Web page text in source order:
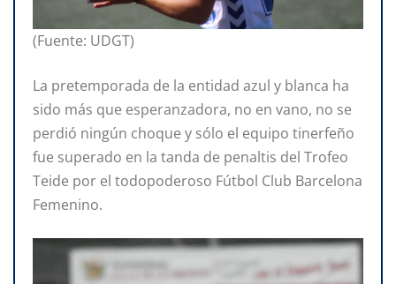
(Fuente: UDGT)
La pretemporada de la entidad azul y blanca ha
sido más que esperanzadora, no en vano, no se
perdió ningún choque y sólo el equipo tinerfeño
fue superado en la tanda de penaltis del Trofeo
Teide por el todopoderoso Fútbol Club Barcelona
Femenino.